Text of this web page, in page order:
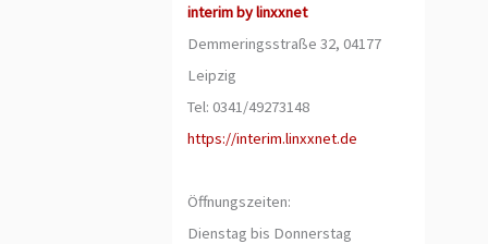
interim by linxxnet
Demmeringsstraße 32, 04177
Leipzig
Tel: 0341/49273148
https://interim.linxxnet.de
Öffnungszeiten:
Dienstag bis Donnerstag